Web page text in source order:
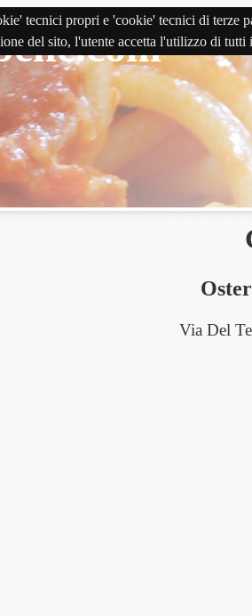
tecnici propri e 'cookie' tecnici di terze
del sito, l'utente accetta l'utilizzo di
Via Del